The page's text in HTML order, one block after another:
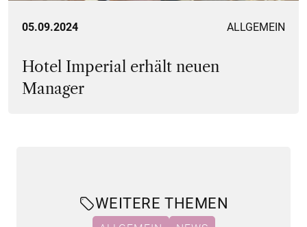
05.09.2024 ALLGEMEIN
Hotel Imperial erhält neuen
Manager
WEITERE THEMEN